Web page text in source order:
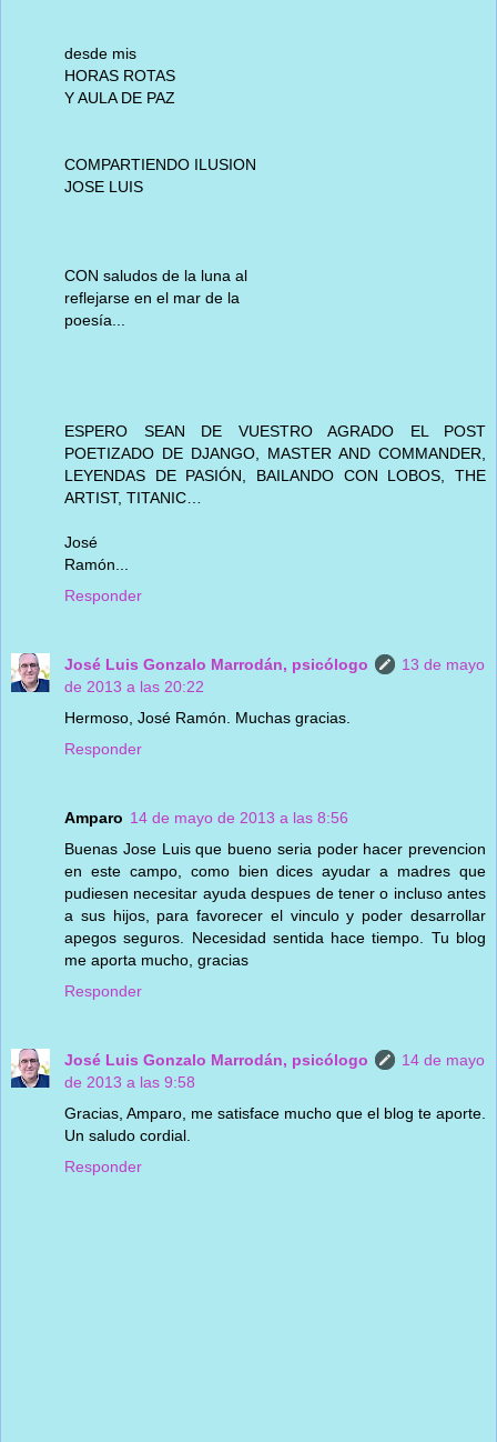
desde mis
HORAS ROTAS
Y AULA DE PAZ
COMPARTIENDO ILUSION
JOSE LUIS
CON saludos de la luna al
reflejarse en el mar de la
poesía...
ESPERO SEAN DE VUESTRO AGRADO EL POST
POETIZADO DE DJANGO, MASTER AND COMMANDER,
LEYENDAS DE PASIÓN, BAILANDO CON LOBOS, THE
ARTIST, TITANIC…
José
Ramón...
Responder
José Luis Gonzalo Marrodán, psicólogo
13 de mayo
de 2013 a las 20:22
Hermoso, José Ramón. Muchas gracias.
Responder
Amparo 14 de mayo de 2013 a las 8:56
Buenas Jose Luis que bueno seria poder hacer prevencion
en este campo, como bien dices ayudar a madres que
pudiesen necesitar ayuda despues de tener o incluso antes
a sus hijos, para favorecer el vinculo y poder desarrollar
apegos seguros. Necesidad sentida hace tiempo. Tu blog
me aporta mucho, gracias
Responder
José Luis Gonzalo Marrodán, psicólogo
14 de mayo
de 2013 a las 9:58
Gracias, Amparo, me satisface mucho que el blog te aporte.
Un saludo cordial.
Responder